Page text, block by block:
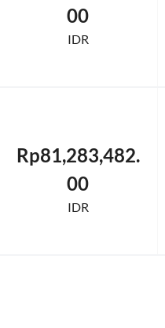
00
IDR
Rp81,283,482.
00
IDR